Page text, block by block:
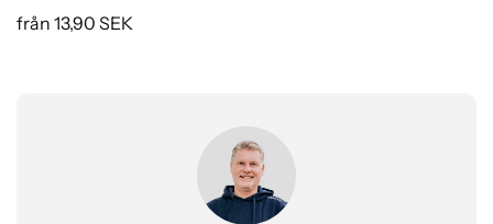
från 13,90 SEK